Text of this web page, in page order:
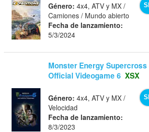
Género: 4x4, ATV y MX /
Camiones / Mundo abierto
Fecha de lanzamiento:
5/3/2024
Monster Energy Supercross
Official Videogame 6 XSX
Género: 4x4, ATV y MX /
Velocidad
Fecha de lanzamiento:
8/3/2023